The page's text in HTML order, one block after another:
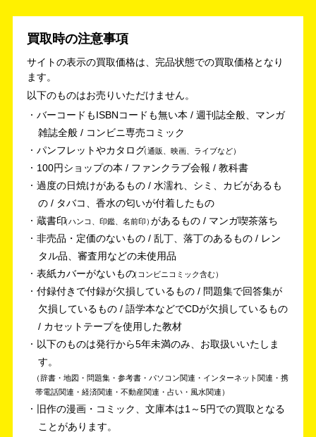
買取時の注意事項
サイトの表示の買取価格は、完品状態での買取価格となり
ます。
以下のものはお売りいただけません。
バーコードもISBNコードも無い本 / 週刊誌全般、マンガ
雑誌全般 / コンビニ専売コミック
パンフレットやカタログ 通販、映画、ライブなど
100円ショップの本 / ファンクラブ会報 / 教科書
過度の日焼けがあるもの / 水濡れ、シミ、カビがあるも
の / タバコ、香水の匂いが付着したもの
蔵書印 ハンコ、印鑑、名前印
があるもの / マンガ喫茶落ち
非売品・定価のないもの / 乱丁、落丁のあるもの / レン
タル品、審査用などの未使用品
表紙カバーがないもの コンビニコミック含む
付録付きで付録が欠損しているもの / 問題集で回答集が
欠損しているもの / 語学本などでCDが欠損しているもの
/ カセットテープを使用した教材
以下のものは発行から5年未満のみ、お取扱いいたしま
す。
辞書・地図・問題集・参考書・パソコン関連・インターネット関連・携
帯電話関連・経済関連・不動産関連・占い・風水関連
旧作の漫画・コミック、文庫本は1～5円での買取となる
ことがあります。